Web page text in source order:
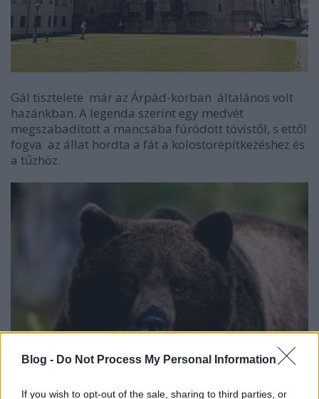
Blog - Do Not Process My Personal Information
If you wish to opt-out of the sale, sharing to third parties, or
Gál tisztelete már az Árpád-korban általános volt
hazánkban. A legenda szerint egy medvét
megszabadított a mancsába fúródott tövistől, s ettől
fogva az állat hordta a fát a kolostorépítkezéshez és
a tűzhöz.